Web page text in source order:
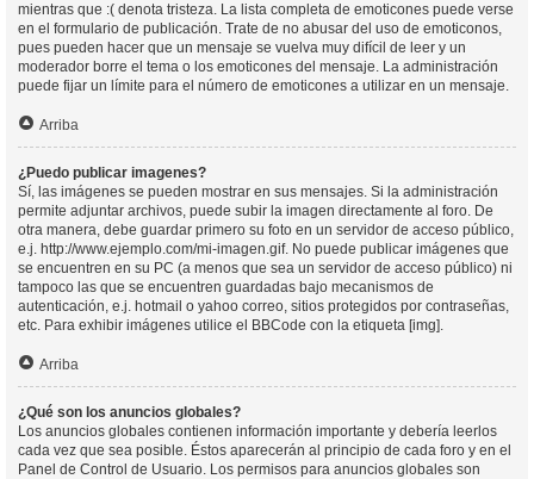
mientras que :( denota tristeza. La lista completa de emoticones puede verse
en el formulario de publicación. Trate de no abusar del uso de emoticonos,
pues pueden hacer que un mensaje se vuelva muy difícil de leer y un
moderador borre el tema o los emoticones del mensaje. La administración
puede fijar un límite para el número de emoticones a utilizar en un mensaje.
Arriba
¿Puedo publicar imagenes?
Sí, las imágenes se pueden mostrar en sus mensajes. Si la administración
permite adjuntar archivos, puede subir la imagen directamente al foro. De
otra manera, debe guardar primero su foto en un servidor de acceso público,
e.j. http://www.ejemplo.com/mi-imagen.gif. No puede publicar imágenes que
se encuentren en su PC (a menos que sea un servidor de acceso público) ni
tampoco las que se encuentren guardadas bajo mecanismos de
autenticación, e.j. hotmail o yahoo correo, sitios protegidos por contraseñas,
etc. Para exhibir imágenes utilice el BBCode con la etiqueta [img].
Arriba
¿Qué son los anuncios globales?
Los anuncios globales contienen información importante y debería leerlos
cada vez que sea posible. Éstos aparecerán al principio de cada foro y en el
Panel de Control de Usuario. Los permisos para anuncios globales son